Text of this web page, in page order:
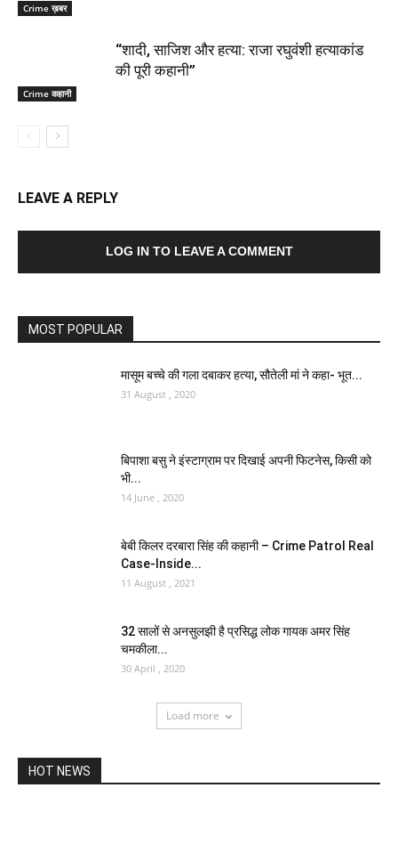
Crime ख़बर
Crime कहानी
“शादी, साजिश और हत्या: राजा रघुवंशी हत्याकांड
की पूरी कहानी”
LEAVE A REPLY
LOG IN TO LEAVE A COMMENT
MOST POPULAR
मासूम बच्चे की गला दबाकर हत्या, सौतेली मां ने कहा- भूत...
31 August , 2020
बिपाशा बसु ने इंस्‍टाग्राम पर दिखाई अपनी फिटनेस, किसी को
भी...
14 June , 2020
बेबी किलर दरबारा सिंह की कहानी – Crime Patrol Real
Case-Inside...
11 August , 2021
32 सालों से अनसुलझी है प्रसिद्ध लोक गायक अमर सिंह
चमकीला...
30 April , 2020
Load more
HOT NEWS